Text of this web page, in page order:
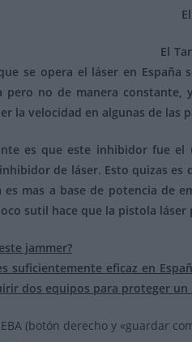
El
se opera el láser en
no de manera constante,
la velocidad en algunas de las
es que este inhibidor fue
de láser. Esto quizas
mas a base de potencia de
sutil hace que la pistola
jammer?
suficientemente eficaz en
dos equipos para proteger
(botón derecho y «guardar